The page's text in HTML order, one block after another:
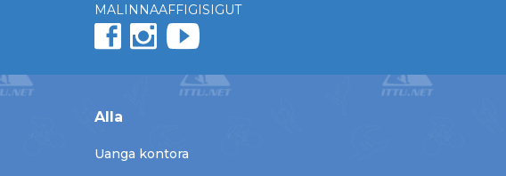
MALINNAAFFIGISIGUT
Alla
Uanga kontora